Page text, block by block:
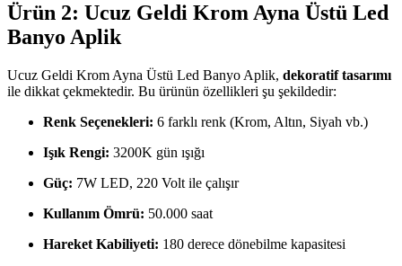
Ürün 2: Ucuz Geldi Krom Ayna Üstü Led
Banyo Aplik
Ucuz Geldi Krom Ayna Üstü Led Banyo Aplik, dekoratif tasarımı
ile dikkat çekmektedir. Bu ürünün özellikleri şu şekildedir:
Renk Seçenekleri: 6 farklı renk (Krom, Altın, Siyah vb.)
Işık Rengi: 3200K gün ışığı
Güç: 7W LED, 220 Volt ile çalışır
Kullanım Ömrü: 50.000 saat
Hareket Kabiliyeti: 180 derece dönebilme kapasitesi